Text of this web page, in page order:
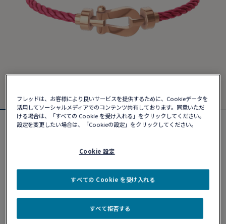
フォース10ブレスレット
カスタマイズ
ショッピングバッグに追加
フレッドは、お客様により良いサービスを提供するために、Cookieデータを
活用してソーシャルメディアでのコンテンツ共有しております。同意いただ
ける場合は、「すべての Cookie を受け入れる」をクリックしてください。
設定を変更したい場合は、「Cookieの設定」をクリックしてください。
Cookie 設定
すべて拒否する
すべての Cookie を受け入れる